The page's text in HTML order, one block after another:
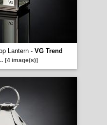
Lantern - VG Trend
[4 image(s)]